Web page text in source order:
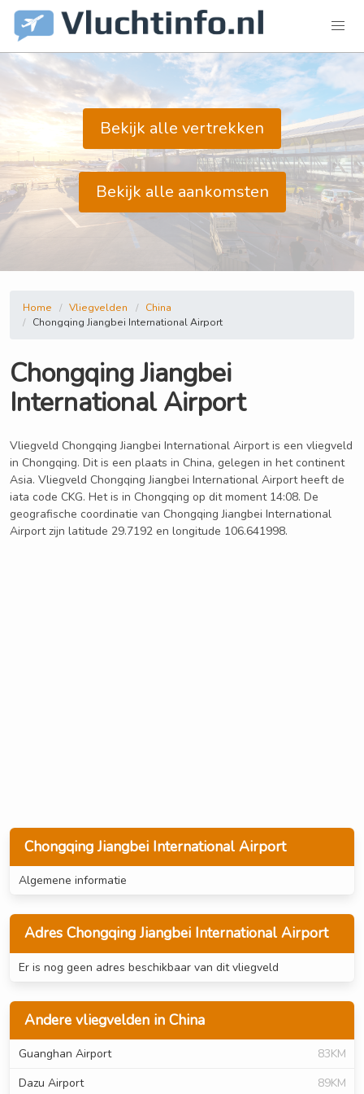
Bekijk alle vertrekken
Bekijk alle aankomsten
Chongqing Jiangbei International Airport
Algemene informatie
Adres Chongqing Jiangbei International Airport
Er is nog geen adres beschikbaar van dit vliegveld
Andere vliegvelden in China
Guanghan Airport
83KM
Dazu Airport
89KM
Home Vliegvelden
China
Chongqing Jiangbei International Airport
Chongqing Jiangbei
International Airport
Vliegveld Chongqing Jiangbei International Airport is een vliegveld
in Chongqing. Dit is een plaats in China, gelegen in het continent
Asia. Vliegveld Chongqing Jiangbei International Airport heeft de
iata code CKG. Het is in Chongqing op dit moment 14:08. De
geografische coordinatie van Chongqing Jiangbei International
Airport zijn latitude 29.7192 en longitude 106.641998.